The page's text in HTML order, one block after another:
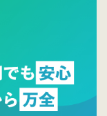
した。